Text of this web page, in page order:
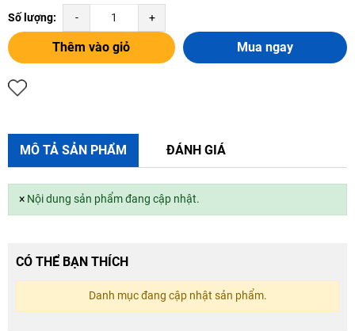
Số lượng: - +
Thêm vào giỏ Mua ngay
MÔ TẢ SẢN PHẨM ĐÁNH GIÁ
×Nội dung sản phẩm đang cập nhật.
CÓ THỂ BẠN THÍCH
Danh mục đang cập nhật sản phẩm.